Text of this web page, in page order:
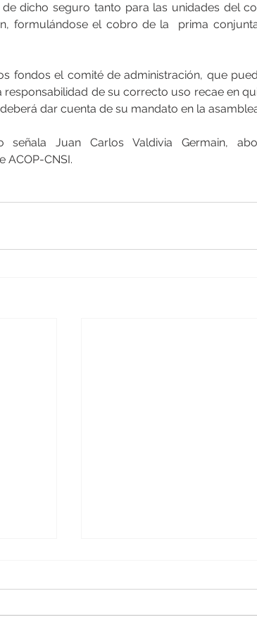
dicho seguro tanto para las unidades del
formulándose el cobro de la  prima
fondos el comité de administración, que
responsabilidad de su correcto uso recae en
dar cuenta de su mandato en la
señala Juan Carlos Valdivia Germain,
ACOP-CNSI.